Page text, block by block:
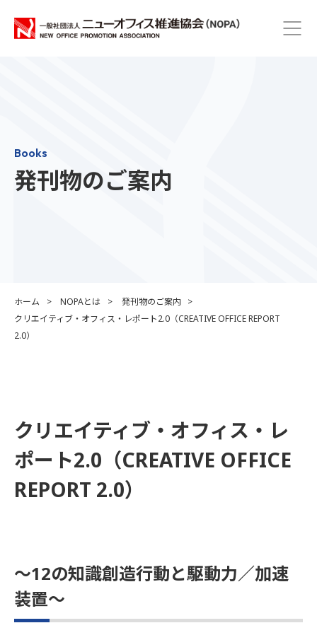
Books
発刊物のご案内
ホーム NOPAとは
発刊物のご案内
クリエイティブ・オフィス・レポート2.0（CREATIVE OFFICE REPORT
2.0）
クリエイティブ・オフィス・レ
ポート2.0（CREATIVE OFFICE
REPORT 2.0）
～12の知識創造行動と駆動力／加速
装置～